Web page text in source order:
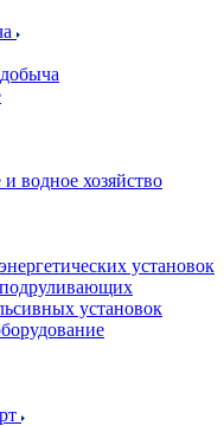
водное хозяйство
установок
установок